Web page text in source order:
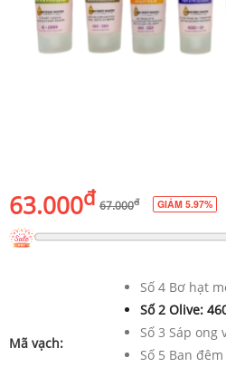
63.000đ 67.000đ GIẢM 5.97%
Mã vạch:
Số 4 Bơ hạt
Số 2 Olive:
Số 3 Sáp ong
Số 5 Ban